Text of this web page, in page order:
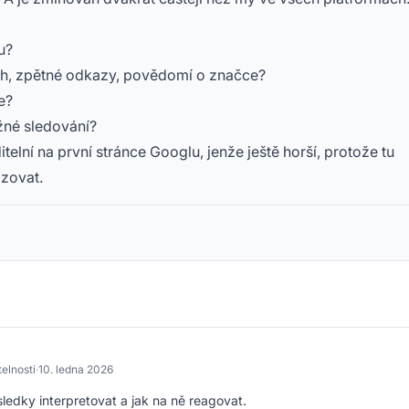
zpětné odkazy, povědomí o značce?
sledování?
na první stránce Googlu, jenže ještě horší, protože tu
·10. ledna 2026
interpretovat a jak na ně reagovat.